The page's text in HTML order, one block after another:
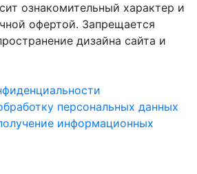
ознакомительный характер и
офертой. Запрещается
дизайна сайта и
персональных данных
информационных